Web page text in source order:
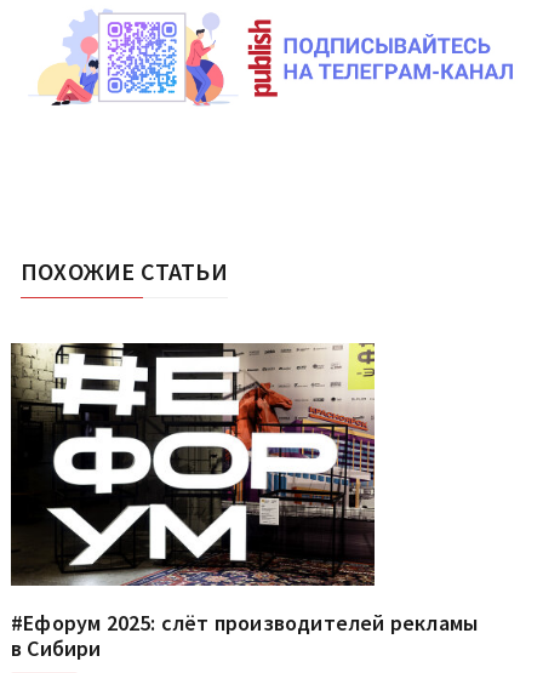
ПОХОЖИЕ СТАТЬИ
#Ефорум 2025: слёт производителей рекламы
в Сибири